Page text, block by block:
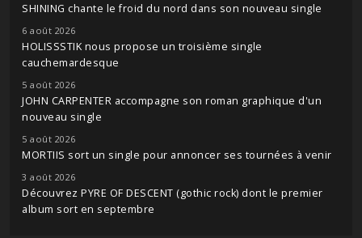
SHINING chante le froid du nord dans son nouveau single
6 août 2026
HOLISSSTIK nous propose un troisième single
cauchemardesque
5 août 2026
JOHN CARPENTER accompagne son roman graphique d'un
nouveau single
5 août 2026
MORTIIS sort un single pour annoncer ses tournées à venir
3 août 2026
Découvrez PYRE OF DESCENT (gothic rock) dont le premier
album sort en septembre